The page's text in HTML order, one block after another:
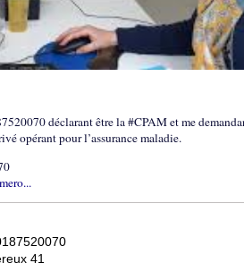
déclarant être la #CPAM et me
opérant pour l’assurance maladie.
41